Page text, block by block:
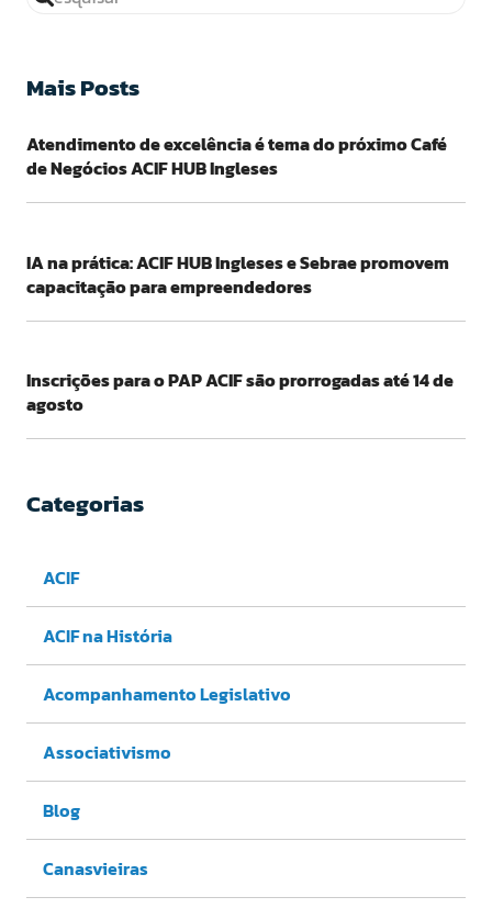
Mais Posts
Atendimento de excelência é tema do próximo Café
de Negócios ACIF HUB Ingleses
IA na prática: ACIF HUB Ingleses e Sebrae promovem
capacitação para empreendedores
Inscrições para o PAP ACIF são prorrogadas até 14 de
agosto
Categorias
ACIF
ACIF na História
Acompanhamento Legislativo
Associativismo
Blog
Canasvieiras